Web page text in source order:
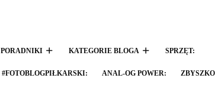
PORADNIKI KATEGORIE BLOGA SPRZĘT:
#FOTOBLOGPIŁKARSKI: ANAL-OG POWER: